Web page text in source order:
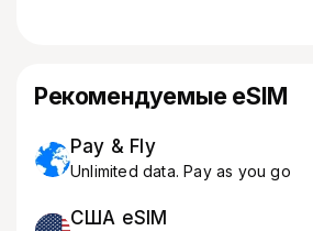
Рекомендуемые eSIM
Pay & Fly
Unlimited data. Pay as you go
США eSIM